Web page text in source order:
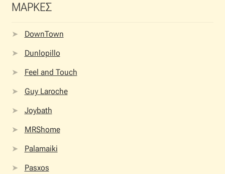
ΜΑΡΚΕΣ
DownTown
Dunlopillo
Feel and Touch
Guy Laroche
Joybath
MRShome
Palamaiki
Pasxos